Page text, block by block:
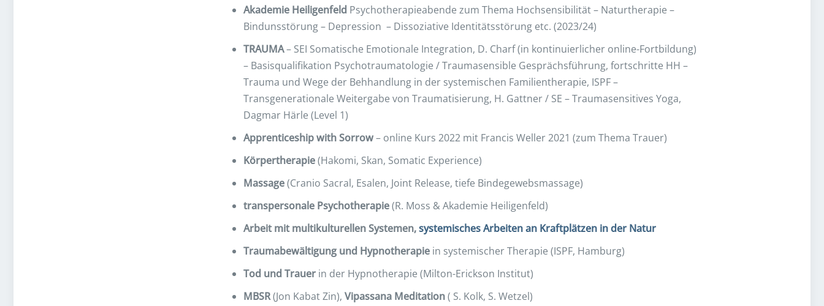
Akademie HeiligenfeldPsychotherapieabende zum Thema Hochsensibilität – Naturtherapie –
Bindunsstörung – Depression – Dissoziative Identitätsstörung etc. (2023/24)
TRAUMA– SEI Somatische Emotionale Integration, D. Charf (in kontinuierlicher online-Fortbildung)
– Basisqualifikation Psychotraumatologie / Traumasensible Gesprächsführung, fortschritte HH –
Trauma und Wege der Behhandlung in der systemischen Familientherapie, ISPF –
Transgenerationale Weitergabe von Traumatisierung, H. Gattner / SE – Traumasensitives Yoga,
Dagmar Härle (Level 1)
Apprenticeship with Sorrow– online Kurs 2022 mit Francis Weller 2021 (zum Thema Trauer)
Körpertherapie(Hakomi, Skan, Somatic Experience)
Massage(Cranio Sacral, Esalen, Joint Release, tiefe Bindegewebsmassage)
transpersonale Psychotherapie(R. Moss & Akademie Heiligenfeld)
Arbeit mit multikulturellen Systemen,systemisches Arbeiten an Kraftplätzen in der Natur
Traumabewältigung und Hypnotherapiein systemischer Therapie (ISPF, Hamburg)
Tod und Trauerin der Hypnotherapie (Milton-Erickson Institut)
MBSR(Jon Kabat Zin), Vipassana Meditation( S. Kolk, S. Wetzel)